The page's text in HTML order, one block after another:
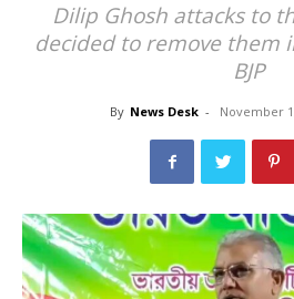
Dilip Ghosh attacks to
decided to remove them
BJP
By News Desk - November